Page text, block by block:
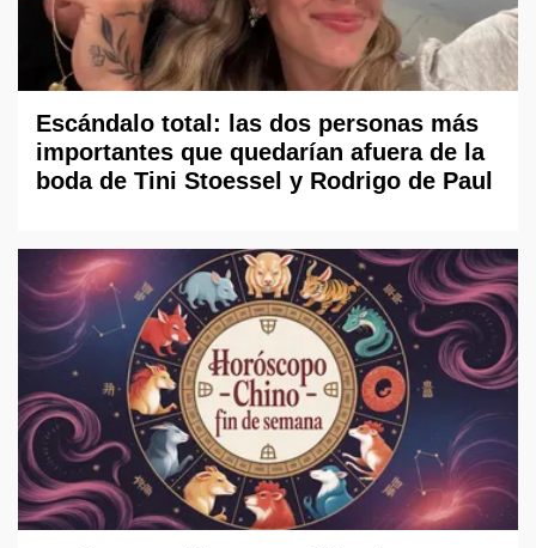
Escándalo total: las dos personas más
importantes que quedarían afuera de la
boda de Tini Stoessel y Rodrigo de Paul